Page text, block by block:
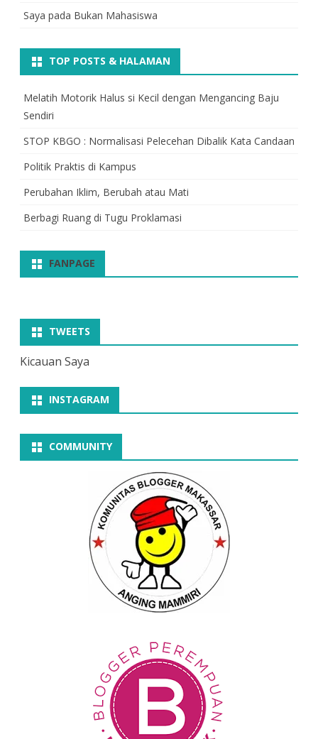
Saya pada Bukan Mahasiswa
TOP POSTS & HALAMAN
Melatih Motorik Halus si Kecil dengan Mengancing Baju
Sendiri
STOP KBGO : Normalisasi Pelecehan Dibalik Kata Candaan
Politik Praktis di Kampus
Perubahan Iklim, Berubah atau Mati
Berbagi Ruang di Tugu Proklamasi
FANPAGE
TWEETS
Kicauan Saya
INSTAGRAM
COMMUNITY